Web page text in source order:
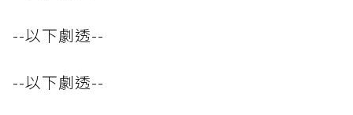
--以下劇透--
--以下劇透--